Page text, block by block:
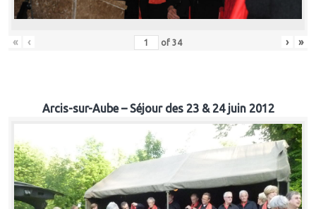
« ‹ of 34 › »
Arcis-sur-Aube – Séjour des 23 & 24 juin 2012